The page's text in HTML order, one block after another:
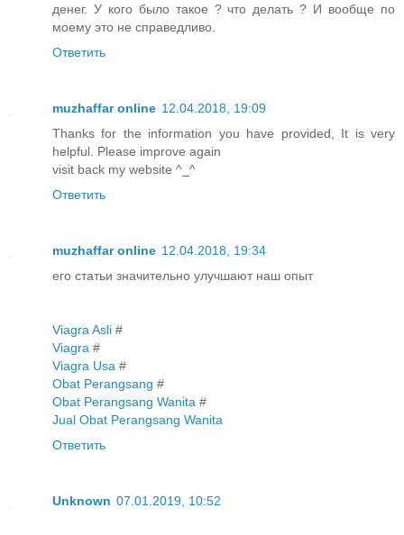
денег. У кого было такое ? что делать ? И вообще по
моему это не справедливо.
Ответить
muzhaffar online 12.04.2018, 19:09
Thanks for the information you have provided, It is very
helpful. Please improve again
visit back my website ^_^
Ответить
muzhaffar online 12.04.2018, 19:34
его статьи значительно улучшают наш опыт
Viagra Asli #
Viagra #
Viagra Usa #
Obat Perangsang #
Obat Perangsang Wanita #
Jual Obat Perangsang Wanita
Ответить
Unknown 07.01.2019, 10:52